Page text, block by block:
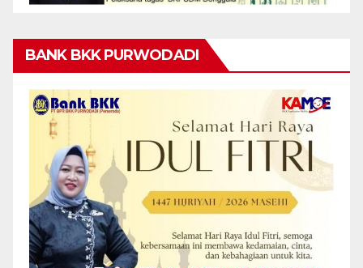
BANK BKK PURWODADI